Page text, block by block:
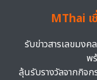
MThai เ
รับข่าวสารเลขมงค
พ
ลุ้นรับรางวัลจากกิจ